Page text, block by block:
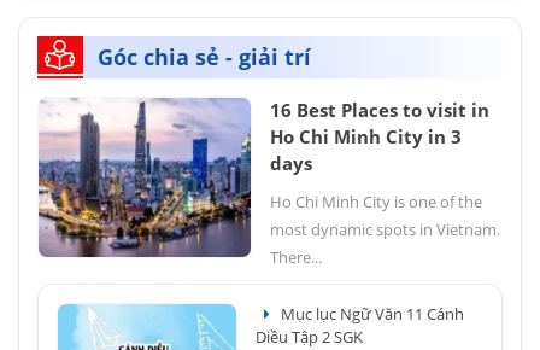
Góc chia sẻ - giải trí
16 Best Places to visit in
Ho Chi Minh City in 3
days
Ho Chi Minh City is one of the
most dynamic spots in Vietnam.
There...
Mục lục Ngữ Văn 11 Cánh
Diều Tập 2 SGK